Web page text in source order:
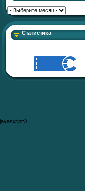
Статистика
javascript://